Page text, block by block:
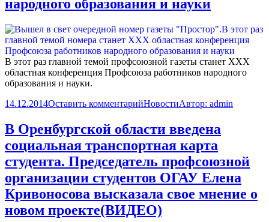
народного образования и науки
В этот раз главной темой профсоюзной газеты станет XXX
областная конференция Профсоюза работников народного
образования и науки.
14.12.2014Оставить комментарийНовостиАвтор: admin
В Оренбургской области введена
социальная транспортная карта
студента. Председатель профсоюзной
организации студентов ОГАУ Елена
Кривоносова высказала свое мнение о
новом проекте(ВИДЕО)